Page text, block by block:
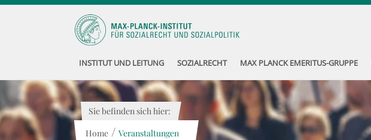
INSTITUT UND LEITUNG SOZIALRECHT MAX PLANCK EMERITUS-GRUPPE
Sie befinden sich hier:
Home / Veranstaltungen